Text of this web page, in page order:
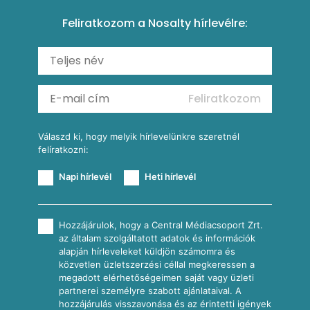
Carbonara
Shakshuka
Ratatouille
Mexikói húsleves kukorica salsával
Almás-kéksajtos kukoricasaláta
Köretek
Reggeli receptek
Feliratkozom a Nosalty hírlevélre:
Feliratkozom
Válaszd ki, hogy melyik hírlevelünkre szeretnél
felíratkozni:
Napi hírlevél Heti hírlevél
Hozzájárulok, hogy a Central Médiacsoport Zrt.
az általam szolgáltatott adatok és információk
alapján hírleveleket küldjön számomra és
közvetlen üzletszerzési céllal megkeressen a
megadott elérhetőségeimen saját vagy üzleti
partnerei személyre szabott ajánlataival. A
hozzájárulás visszavonása és az érintetti igények